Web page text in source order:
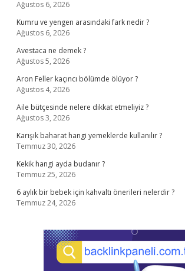
Ağustos 6, 2026
Kumru ve yengen arasındaki fark nedir ?
Ağustos 6, 2026
Avestaca ne demek ?
Ağustos 5, 2026
Aron Feller kaçıncı bölümde ölüyor ?
Ağustos 4, 2026
Aile bütçesinde nelere dikkat etmeliyiz ?
Ağustos 3, 2026
Karışık baharat hangi yemeklerde kullanılır ?
Temmuz 30, 2026
Kekik hangi ayda budanır ?
Temmuz 25, 2026
6 aylık bir bebek için kahvaltı önerileri nelerdir ?
Temmuz 24, 2026